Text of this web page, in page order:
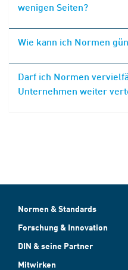
wenigen Seiten?
Wie kann ich Normen
Darf ich Normen
Unternehmen weiter
Normen & Standards
Forschung & Innovation
DIN & seine Partner
Mitwirken